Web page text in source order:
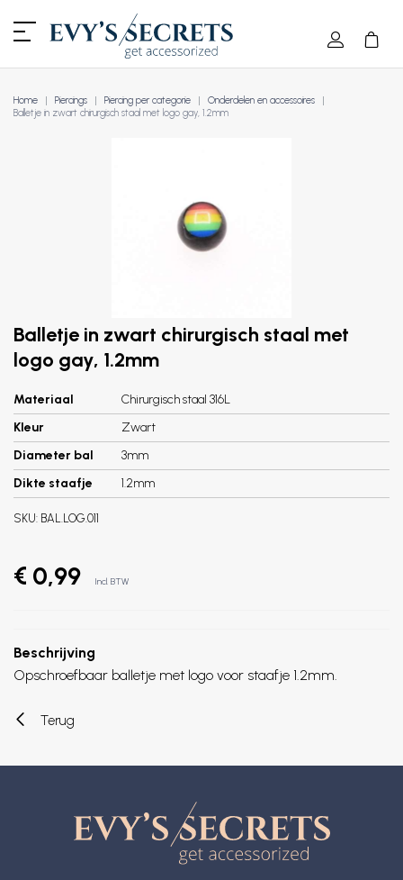
Home Piercings Piercing per categorie
Onderdelen en accessoires
Balletje in zwart chirurgisch staal met logo gay, 1.2mm
Balletje in zwart chirurgisch staal met
logo gay, 1.2mm
Materiaal
Chirurgisch staal 316L
Kleur
Zwart
Diameter bal
3mm
Dikte staafje
1.2mm
SKU: BAL.LOG.011
€ 0,99 Incl. BTW
Beschrijving
Opschroefbaar balletje met logo voor staafje 1.2mm.
Terug